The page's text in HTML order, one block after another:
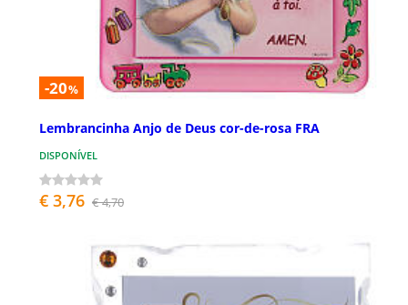
-20%
Lembrancinha Anjo de Deus cor-de-rosa FRA
DISPONÍVEL
€ 3,76 € 4,70